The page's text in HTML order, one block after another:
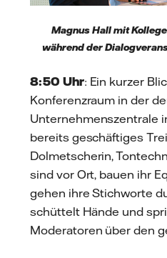
Magnus Hall mit
während der
8:50 Uhr: Ein kurzer
Konferenzraum in der
Unternehmenszentrale
bereits geschäftiges
Dolmetscherin,
sind vor Ort, bauen ihr
gehen ihre Stichworte
schüttelt Hände und
Moderatoren über den